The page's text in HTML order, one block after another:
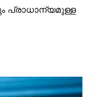
പ്രാധാന്യമുള്ള